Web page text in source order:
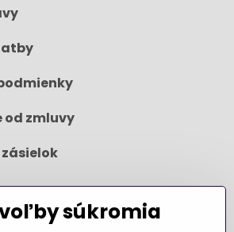
od zmluvy
súkromia